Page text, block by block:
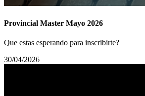
Provincial Master Mayo 2026
Que estas esperando para inscribirte?
30/04/2026